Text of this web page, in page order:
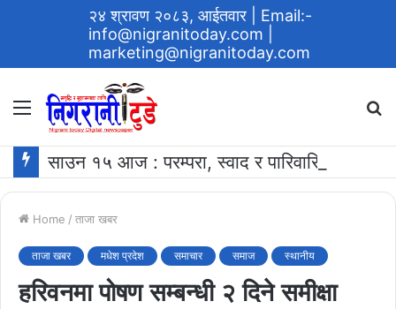
२४ श्रावण २०८३, आईतवार
| Email:-
info@nigranitoday.com
marketing@nigranitoday.com
Menu
Home / ताजा खबर
ताजा खबर मधेश प्रदेश समाचार समाज स्थानीय
हरिवनमा पोषण सम्बन्धी २ दिने समीक्षा